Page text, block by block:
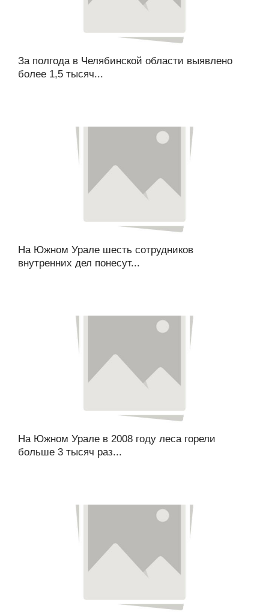
За полгода в Челябинской области выявлено
более 1,5 тысяч...
На Южном Урале шесть сотрудников
внутренних дел понесут...
На Южном Урале в 2008 году леса горели
больше 3 тысяч раз...